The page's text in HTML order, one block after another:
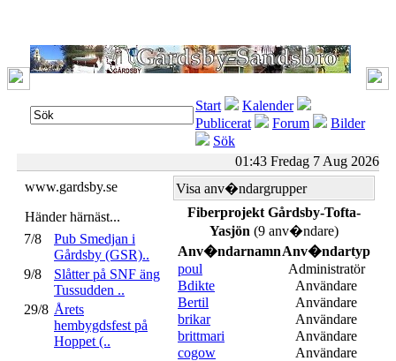
Start
Kalender
Publicerat
Forum
Bilder
Sök
01:43 Fredag 7 Aug 2026
www.gardsby.se
Händer härnäst...
7/8
Pub Smedjan i
Gårdsby (GSR)..
9/8
Slåtter på SNF äng
Tussudden ..
29/8 Årets
hembygdsfest på
Hoppet (..
Visa anv�ndargrupper
Fiberprojekt Gårdsby-Tofta-
Yasjön (9 anv�ndare)
Anv�ndarnamnAnv�ndartyp
poul
Administratör
Bdikte
Användare
Bertil
Användare
brikar
Användare
brittmari
Användare
cogow
Användare